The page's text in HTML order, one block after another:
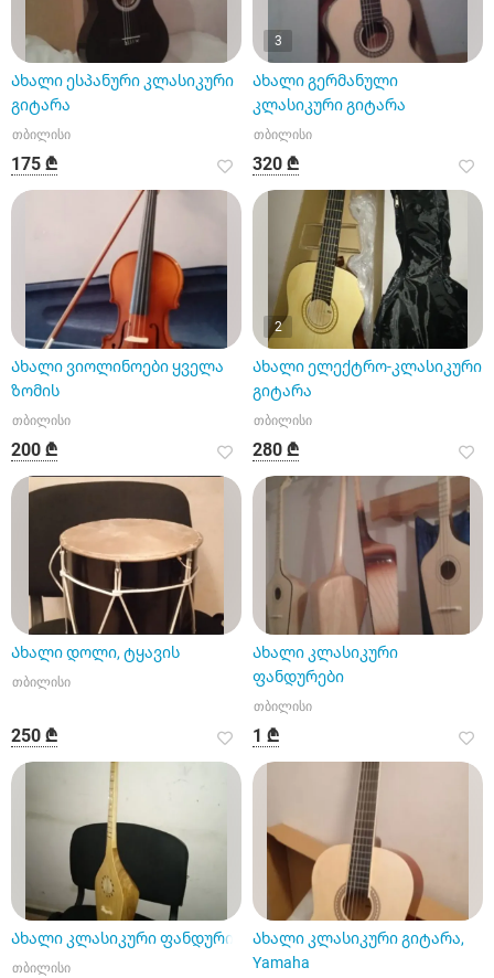
Ახალი ესპანური კლასიკური
გიტარა
თბილისი
175 ₾
3
Ახალი გერმანული
კლასიკური გიტარა
თბილისი
320 ₾
Ახალი ვიოლინოები ყველა
ზომის
თბილისი
200 ₾
2
Ახალი ელექტრო-კლასიკური
გიტარა
თბილისი
280 ₾
Ახალი დოლი, ტყავის
თბილისი
250 ₾
Ახალი კლასიკური
ფანდურები
თბილისი
1 ₾
Ახალი კლასიკური ფანდური
თბილისი
Ახალი კლასიკური გიტარა,
Yamaha